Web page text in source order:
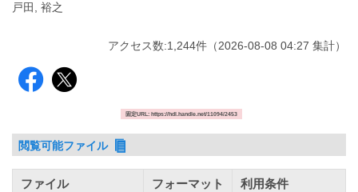
戸田, 裕之
アクセス数:1,244件 （2026-08-08 04:27 集計）
固定URL: https://hdl.handle.net/11094/2453
閲覧可能ファイル
ファイル フォーマット 利用条件